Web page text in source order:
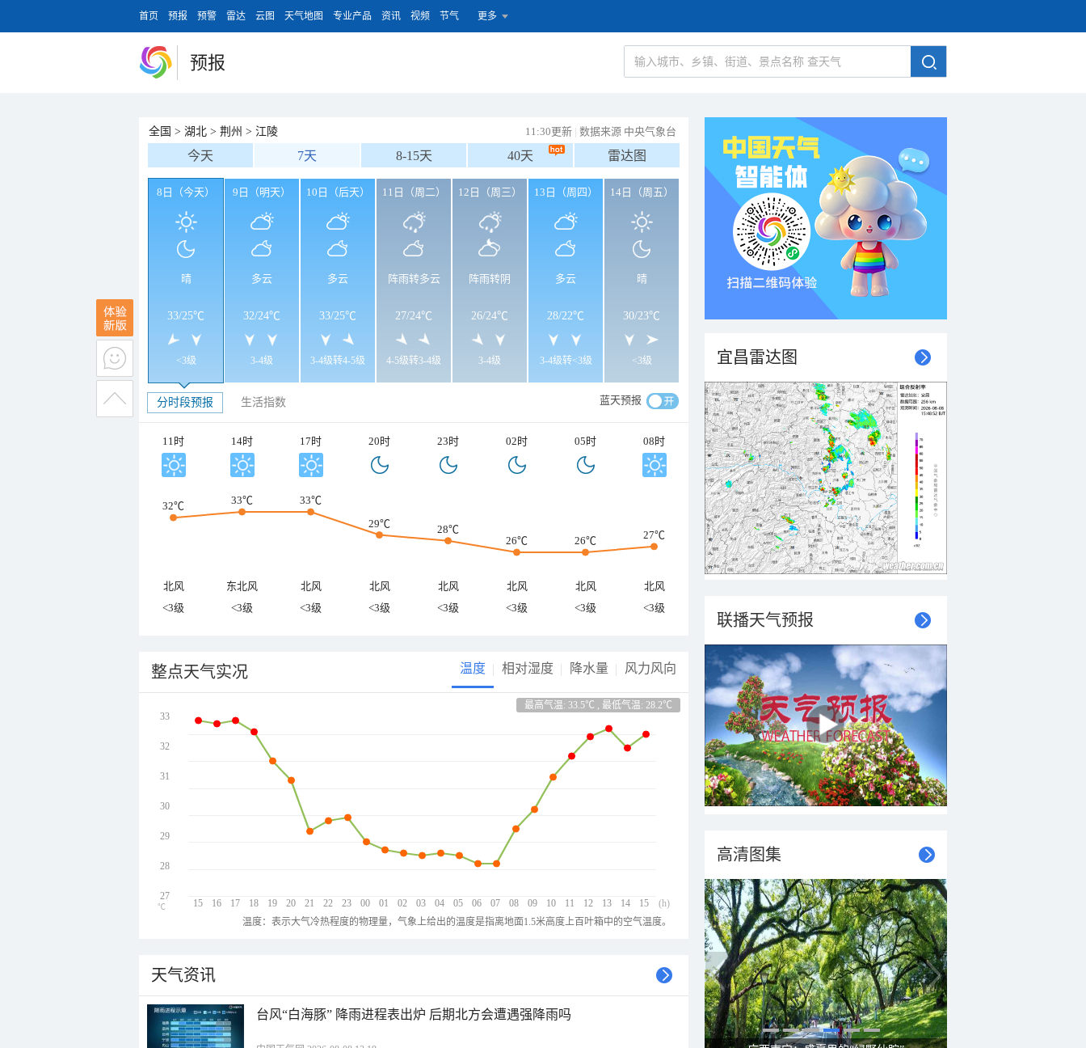
首页 预报 预警 雷达 云图 天气地图 专业产品 资讯 视频 节气 更多
预报
全国 > 湖北 > 荆州 > 江陵 11:30更新 | 数据来源 中央气象台
今天 7天 8-15天 40天 雷达图
8日（今天）
晴
33/25℃
<3级
9日（明天）
多云
32/24℃
3-4级
10日（后天）
多云
33/25℃
3-4级转4-5级
11日（周二）
阵雨转多云
27/24℃
4-5级转3-4级
12日（周三）
阵雨转阴
26/24℃
3-4级
13日（周四）
多云
28/22℃
3-4级转<3级
14日（周五）
晴
30/23℃
<3级
分时段预报 生活指数 蓝天预报
11时 14时 17时 20时 23时 02时 05时 08时
32℃ 33℃
33℃
29℃
28℃
26℃
26℃ 27℃
北风 东北风 北风 北风 北风 北风 北风
北风
<3级
<3级 <3级 <3级 <3级 <3级 <3级 <3级
整点天气实况 温度 相对湿度 降水量 风力风向
最高气温: 33.5℃ , 最低气温: 28.2℃
15 16 17 18 19 20 21 22 23 00 01 02 03 04 05 06 07 08 09 10 11 12 13 14 15
33
32
31
30
29
28
27
(h)
℃
温度：表示大气冷热程度的物理量，气象上给出的温度是指离地面1.5米高度上百叶箱中的空气温度。
天气资讯
台风“白海豚” 降雨进程表出炉 后期北方会遭遇强降雨吗
宜昌雷达图
联播天气预报
高清图集